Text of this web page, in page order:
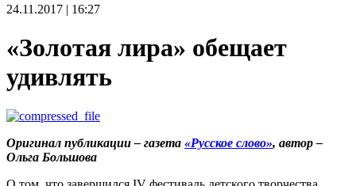
24.11.2017 | 16:27
«Золотая лира» обещает
удивлять
Оригинал публикации – газета «Русское слово», автор –
Ольга Большова